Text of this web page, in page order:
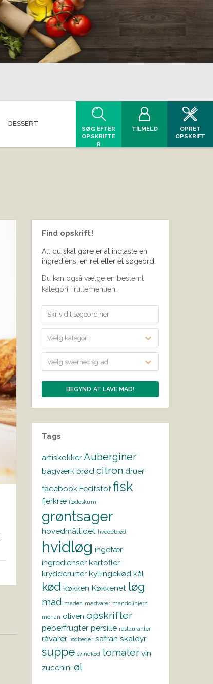
DESSERT
SØG EFTER
OPSKRIFTE
R
TILMELD
OPRET
OPSKRIFT
Find opskrift!
Alt du skal gøre er at indtaste en
ingrediens, en ret eller et søgeord.
Du kan også vælge en bestemt
kategori i rullemenuen.
Vælg kategori
Vælg sværhedsgrad
Tags
artiskokker Auberginer
bagværk brød citron druer
facebook Fedtstof fisk
fjerkræ flødeskum
grøntsager
hovedmåltidet hvedebrød
hvidløg ingefær
ingredienser kartofler
krydderurter kyllingekød kål
kød køkken Køkkenet løg
mad maden madvarer mandolinjern
merian oliven opskrifter
peberfrugter persille restauranter
råvarer rødbeder safran skaldyr
suppe svinekød tomater vin
zucchini øl